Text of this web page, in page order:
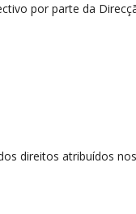
por parte da
direitos atribuídos